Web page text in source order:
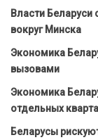
Власти Беларуси
вокруг Минска
Экономика
вызовами
Экономика
отдельных
Беларусы